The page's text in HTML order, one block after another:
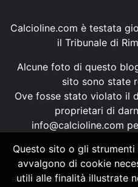
Calcioline.com è testata
il Tribunale di
Alcune foto di questo
sito sono state
Ove fosse stato violato il
proprietari di
info@calcioline.com
Ogni testo e foto di
possono essere
autorizzazione, ai sensi
Questo sito o gli
avvalgono di cookie
utili alle finalità illustrate